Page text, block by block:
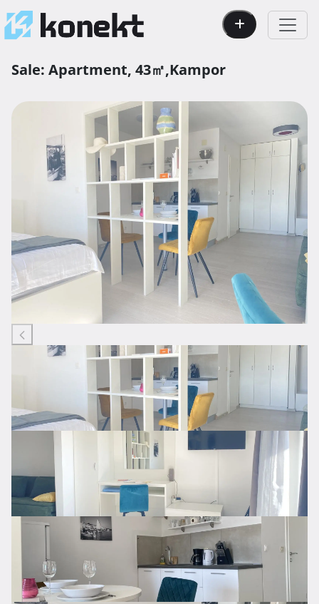
Sale: Apartment, 43㎡,Kampor